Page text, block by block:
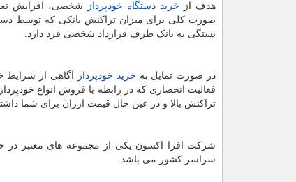
هدف از خرید دستگاه خودپرداز
شخصی، افزایش
صورت کلی برای میزان تراکنش بانکی که توسط
بستگی به بانک طرف قرارداد شخصی فرد دارد.
در صورت تمایل به خرید خودپرداز آگاهی از شرایط
فعالیت انحصاری که در رابطه با فروش انواع
تراکنش بالا و در عین حال قیمت ارزان برای شما
شرکت افرا اکسون یکی از مجموعه های معتبر
سراسر کشور می باشد.